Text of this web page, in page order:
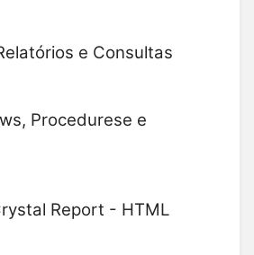
e Consultas
Procedurese e
Report - HTML